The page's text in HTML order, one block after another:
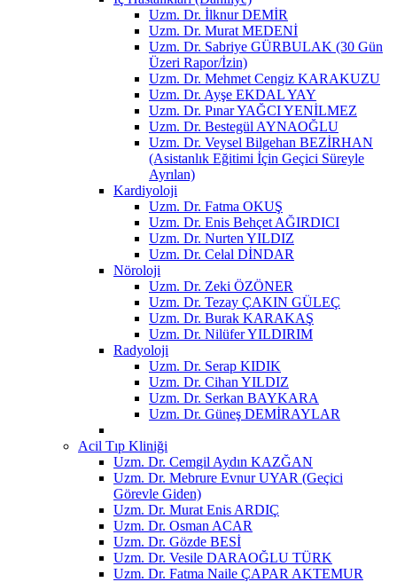
Uzm. Dr. İlknur DEMİR
Uzm. Dr. Murat MEDENİ
Uzm. Dr. Sabriye GÜRBULAK (30 Gün
Üzeri Rapor/İzin)
Uzm. Dr. Mehmet Cengiz KARAKUZU
Uzm. Dr. Ayşe EKDAL YAY
Uzm. Dr. Pınar YAĞCI YENİLMEZ
Uzm. Dr. Bestegül AYNAOĞLU
Uzm. Dr. Veysel Bilgehan BEZİRHAN
(Asistanlık Eğitimi İçin Geçici Süreyle
Ayrılan)
Kardiyoloji
Uzm. Dr. Fatma OKUŞ
Uzm. Dr. Enis Behçet AĞIRDICI
Uzm. Dr. Nurten YILDIZ
Uzm. Dr. Celal DİNDAR
Nöroloji
Uzm. Dr. Zeki ÖZÖNER
Uzm. Dr. Tezay ÇAKIN GÜLEÇ
Uzm. Dr. Burak KARAKAŞ
Uzm. Dr. Nilüfer YILDIRIM
Radyoloji
Uzm. Dr. Serap KIDIK
Uzm. Dr. Cihan YILDIZ
Uzm. Dr. Serkan BAYKARA
Uzm. Dr. Güneş DEMİRAYLAR
Acil Tıp Kliniği
Uzm. Dr. Cemgil Aydın KAZĞAN
Uzm. Dr. Mebrure Evnur UYAR (Geçici
Görevle Giden)
Uzm. Dr. Murat Enis ARDIÇ
Uzm. Dr. Osman ACAR
Uzm. Dr. Gözde BESİ
Uzm. Dr. Vesile DARAOĞLU TÜRK
Uzm. Dr. Fatma Naile ÇAPAR AKTEMUR